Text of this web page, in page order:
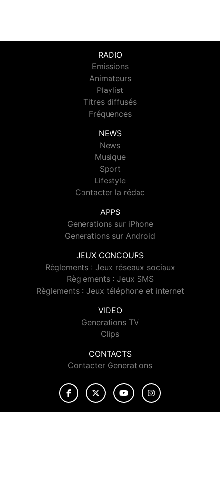
RADIO
Emissions
Animateurs
Playlist
Titres diffusés
Fréquences
NEWS
News
Musique
Sport
Lifestyle
Contacter la rédac
APPS
Generations sur iPhone
Generations sur Android
JEUX CONCOURS
Règlements : Jeux réseaux sociaux
Règlements : Jeux SMS
Règlements : Jeux téléphone et internet
VIDEO
Generations TV
Clips
CONTACTS
Contacter Generations